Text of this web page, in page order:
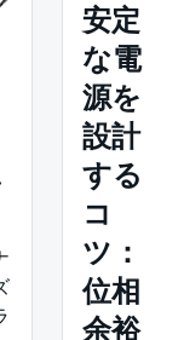
安定
な電
源を
設計
する
コ
ツ：
位相
余裕